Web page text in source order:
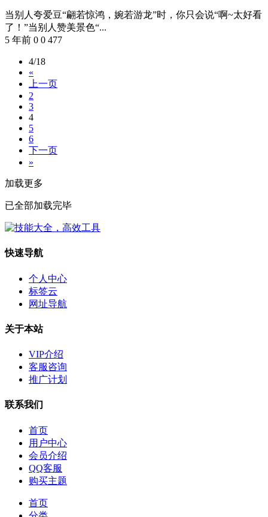
当别人夸爱豆“翩若惊鸿，婉若游龙”时，你只会说“啊~太好看
了！”当别人赞美景色“...
5 年前 0 0 477
4/18
«
上一页
2
3
4
5
6
下一页
»
加载更多
已全部加载完毕
快速导航
个人中心
标签云
网址导航
关于本站
VIP介绍
客服咨询
推广计划
联系我们
首页
用户中心
会员介绍
QQ客服
购买主题
首页